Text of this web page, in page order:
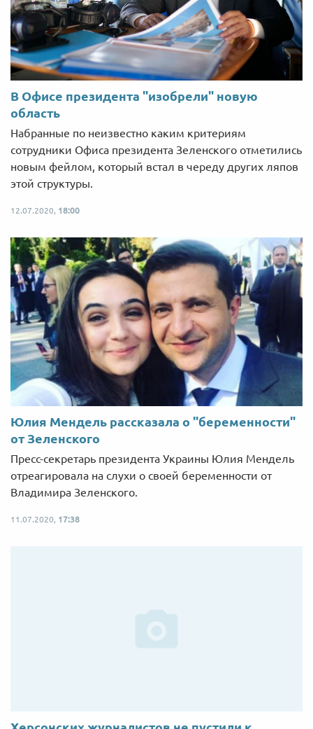
В Офисе президента "изобрели" новую
область
Набранные по неизвестно каким критериям
сотрудники Офиса президента Зеленского отметились
новым фейлом, который встал в череду других ляпов
этой структуры.
12.07.2020, 18:00
Юлия Мендель рассказала о "беременности"
от Зеленского
Пресс-секретарь президента Украины Юлия Мендель
отреагировала на слухи о своей беременности от
Владимира Зеленского.
11.07.2020, 17:38